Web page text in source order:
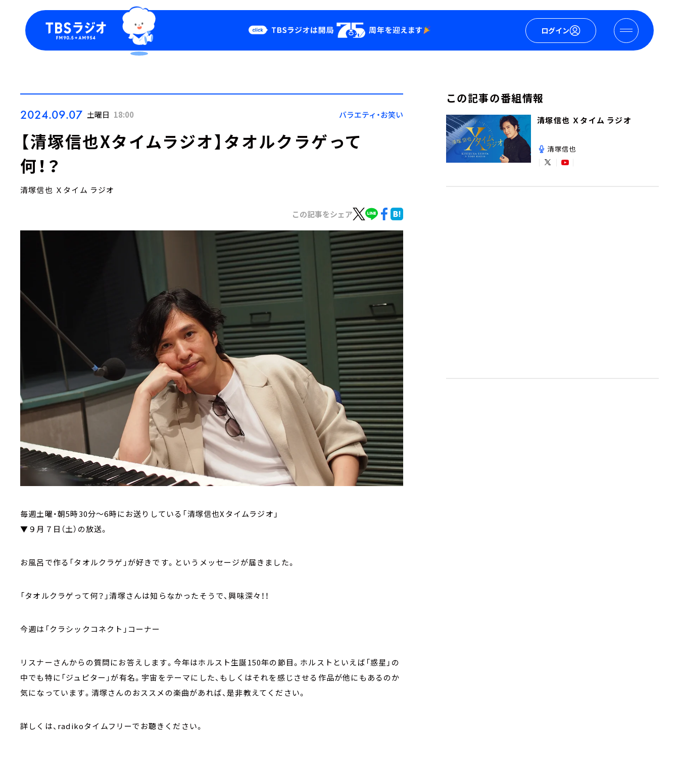
ログイン
Podcast
YouTube
会社情報
2024.09.07 土曜日 18:00 バラエティ・お笑い
【清塚信也Xタイムラジオ】タオルクラゲって
何！？
清塚信也 Ｘタイム ラジオ
この記事をシェア
毎週土曜・朝5時30分～6時にお送りしている「清塚信也Xタイムラジオ」
▼９月７日（土）の放送。
お風呂で作る「タオルクラゲ」が好きです。というメッセージが届きました。
「タオルクラゲって何？」清塚さんは知らなかったそうで、興味深々！！
今週は「クラシックコネクト」コーナー
リスナーさんからの質問にお答えします。今年はホルスト生誕150年の節目。ホルストといえば「惑星」の
中でも特に「ジュピター」が有名。宇宙をテーマにした、もしくはそれを感じさせる作品が他にもあるのか
気になっています。清塚さんのおススメの楽曲があれば、是非教えてください。
詳しくは、radikoタイムフリーでお聴きください。
この記事の番組情報
清塚信也 Ｘタイム ラジオ
清塚信也